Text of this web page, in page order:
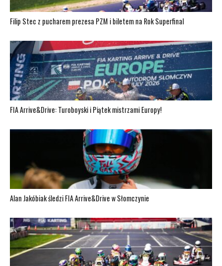
Filip Stec z pucharem prezesa PZM i biletem na Rok Superfinal
FIA Arrive&Drive: Turoboyski i Piątek mistrzami Europy!
Alan Jakóbiak śledzi FIA Arrive&Drive w Słomczynie